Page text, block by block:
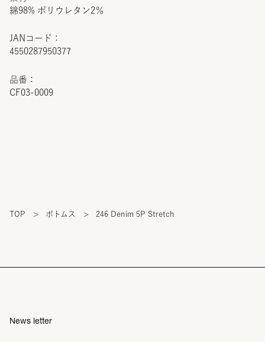
JANコード：
4550287950377
品番：
CF03-0009
綿98% ポリウレタン2％
TOP > ボトムス > 246 Denim 5P Stretch
News letter